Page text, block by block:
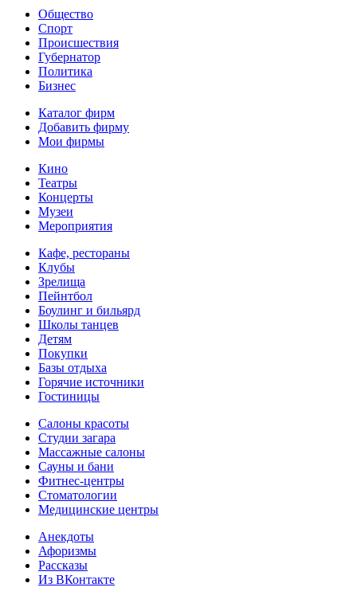
Общество
Спорт
Происшествия
Губернатор
Политика
Бизнес
Каталог фирм
Добавить фирму
Мои фирмы
Кино
Театры
Концерты
Музеи
Мероприятия
Кафе, рестораны
Клубы
Зрелища
Пейнтбол
Боулинг и бильярд
Школы танцев
Детям
Покупки
Базы отдыха
Горячие источники
Гостиницы
Салоны красоты
Студии загара
Массажные салоны
Сауны и бани
Фитнес-центры
Стоматологии
Медицинские центры
Анекдоты
Афоризмы
Рассказы
Из ВКонтакте